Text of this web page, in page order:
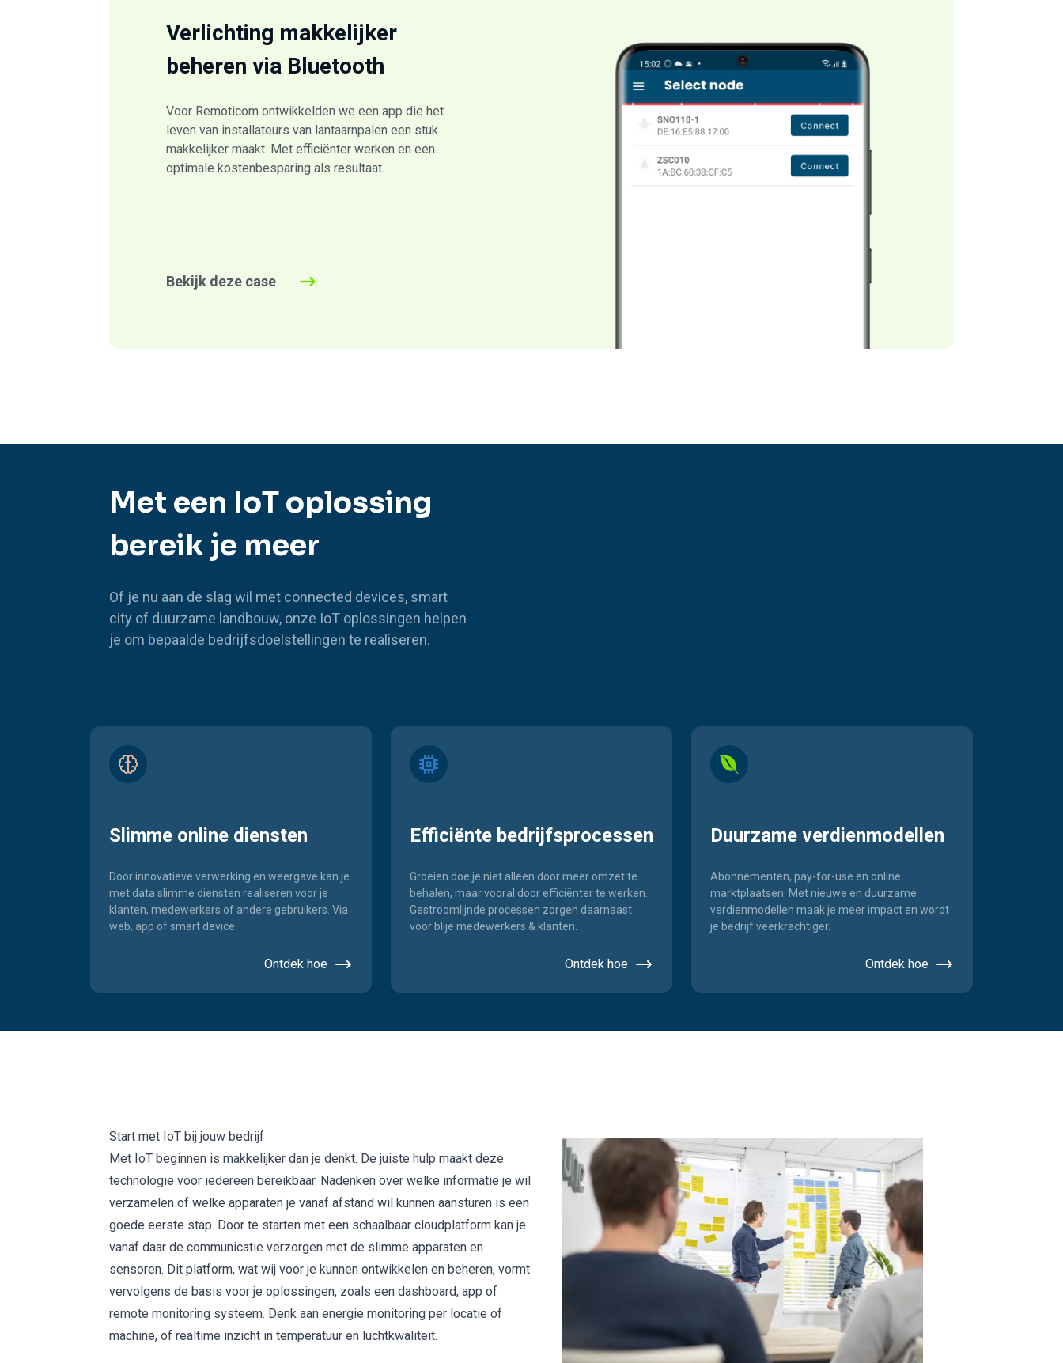
Verlichting makkelijker
beheren via Bluetooth
Voor Remoticom ontwikkelden we een app die het
leven van installateurs van lantaarnpalen een stuk
makkelijker maakt. Met efficiënter werken en een
optimale kostenbesparing als resultaat.
Bekijk deze case
Met een IoT oplossing
bereik je meer
Of je nu aan de slag wil met connected devices, smart
city of duurzame landbouw, onze IoT oplossingen helpen
je om bepaalde bedrijfsdoelstellingen te realiseren.
Slimme online diensten
Door innovatieve verwerking en weergave kan je
met data slimme diensten realiseren voor je
klanten, medewerkers of andere gebruikers. Via
web, app of smart device.
Ontdek hoe
Efficiënte bedrijfsprocessen
Groeien doe je niet alleen door meer omzet te
behalen, maar vooral door efficiënter te werken.
Gestroomlijnde processen zorgen daarnaast
voor blije medewerkers & klanten.
Ontdek hoe
Duurzame verdienmodellen
Abonnementen, pay-for-use en online
marktplaatsen. Met nieuwe en duurzame
verdienmodellen maak je meer impact en wordt
je bedrijf veerkrachtiger.
Ontdek hoe
Start met IoT bij jouw bedrijf
Met IoT beginnen is makkelijker dan je denkt. De juiste hulp maakt deze
technologie voor iedereen bereikbaar. Nadenken over welke informatie je wil
verzamelen of welke apparaten je vanaf afstand wil kunnen aansturen is een
goede eerste stap. Door te starten met een schaalbaar cloudplatform kan je
vanaf daar de communicatie verzorgen met de slimme apparaten en
sensoren. Dit platform, wat wij voor je kunnen ontwikkelen en beheren, vormt
vervolgens de basis voor je oplossingen, zoals een dashboard, app of
remote monitoring systeem. Denk aan energie monitoring per locatie of
machine, of realtime inzicht in temperatuur en luchtkwaliteit.